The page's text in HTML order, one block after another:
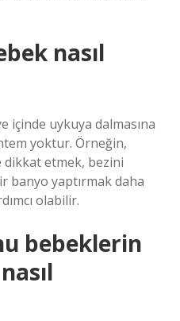
nasıl
içinde uykuya dalmasına
yoktur. Örneğin,
etmek, bezini
banyo yaptırmak daha
olabilir.
bebeklerin